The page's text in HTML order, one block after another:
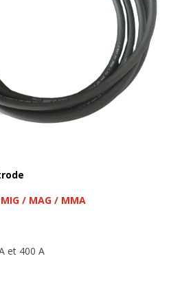
/ MAG / MMA
et 400 A